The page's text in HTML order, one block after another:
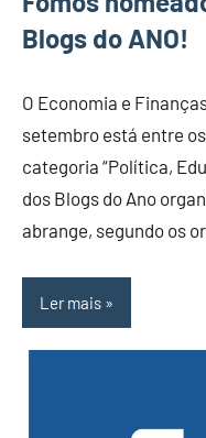
Blogs do ANO!
O Economia e
setembro está entre
categoria “Política,
dos Blogs do Ano
abrange, segundo os
Ler mais